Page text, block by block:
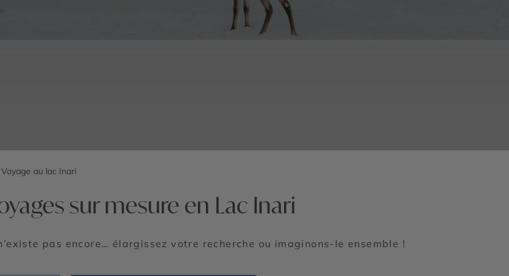
Voyage au lac Inari
sur mesure en Lac Inari
pas encore… élargissez votre recherche ou imaginons-le ensemble !